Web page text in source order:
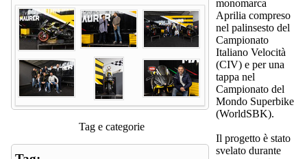
Tag e categorie
monomarca
Aprilia compreso
nel palinsesto del
Campionato
Italiano Velocità
(CIV) e per una
tappa nel
Campionato del
Mondo Superbike
(WorldSBK).
Il progetto è stato
svelato durante